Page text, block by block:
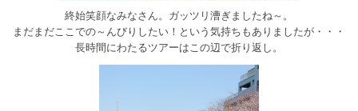
終始笑顔なみなさん。ガッツリ漕ぎましたね～。
まだまだここでの～んびりしたい！という気持ちもありましたが・・・
長時間にわたるツアーはこの辺で折り返し。